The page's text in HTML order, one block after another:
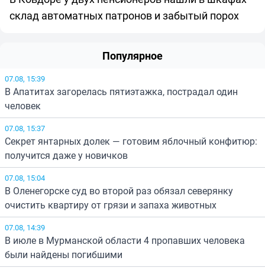
склад автоматных патронов и забытый порох
Популярное
07.08, 15:39
В Апатитах загорелась пятиэтажка, пострадал один
человек
07.08, 15:37
Секрет янтарных долек — готовим яблочный конфитюр:
получится даже у новичков
07.08, 15:04
В Оленегорске суд во второй раз обязал северянку
очистить квартиру от грязи и запаха животных
07.08, 14:39
В июле в Мурманской области 4 пропавших человека
были найдены погибшими